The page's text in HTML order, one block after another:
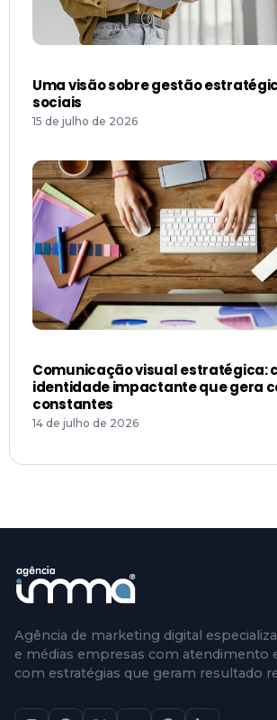
Uma visão sobre gestão
sociais
15 de julho de 2026
Comunicação visual estratégica:
identidade impactante que gera
constantes
14 de julho de 2026
Agência de marketing digital
e médias empresas com atendimento
com estratégias que geram resultado